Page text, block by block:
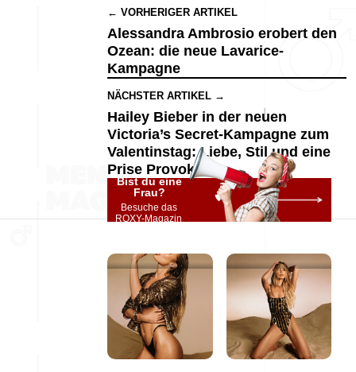
← VORHERIGER ARTIKEL
Alessandra Ambrosio erobert den
Ozean: die neue Lavarice-
Kampagne
NÄCHSTER ARTIKEL →
Hailey Bieber in der neuen
Victoria’s Secret-Kampagne zum
Valentinstag: Liebe, Stil und eine
Prise Provokation
Bist du eine
Frau?
Besuche das
ROXY-Magazin